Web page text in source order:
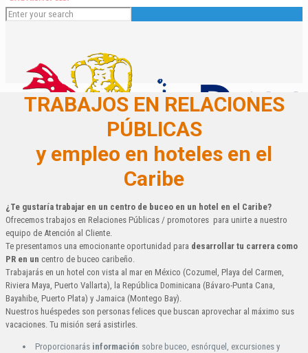
Español
English
Deutsch
Français
Italiano
TRABAJOS EN RELACIONES
PÚBLICAS
y empleo en hoteles en el
Caribe
¿Te gustaría trabajar en un centro de buceo en un hotel en el Caribe?
Ofrecemos trabajos en Relaciones Públicas / promotores para unirte a nuestro
equipo de Atención al Cliente.
Te presentamos una emocionante oportunidad para desarrollar tu carrera como
PR en un centro de buceo caribeño.
Trabajarás en un hotel con vista al mar en México (Cozumel, Playa del Carmen,
Riviera Maya, Puerto Vallarta), la República Dominicana (Bávaro-Punta Cana,
Bayahibe, Puerto Plata) y Jamaica (Montego Bay).
Nuestros huéspedes son personas felices que buscan aprovechar al máximo sus
vacaciones. Tu misión será asistirles.
Proporcionarás información sobre buceo, esnórquel, excursiones y